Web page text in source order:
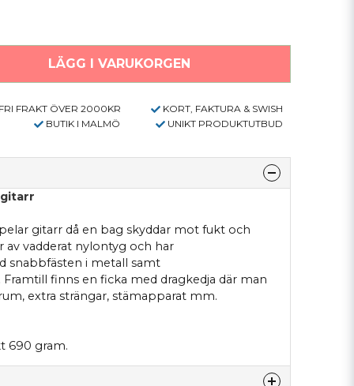
LÄGG I VARUKORGEN
FRI FRAKT ÖVER 2000KR
KORT, FAKTURA & SWISH
BUTIK I MALMÖ UNIKT PRODUKTUTBUD
gitarr då en bag skyddar mot fukt och
av vadderat nylontyg och har
snabbfästen i metall samt
finns en ficka med dragkedja där man
extra strängar, stämapparat mm.
690 gram.